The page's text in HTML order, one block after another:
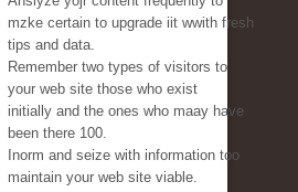
mzke certain to upgrade iit wwith fresh
tips and data.
Remember two types of visitors to
your web site those who exist
initially and the ones who maay have
been there 100.
Inorm and seize with information too
maintain your web site viable.